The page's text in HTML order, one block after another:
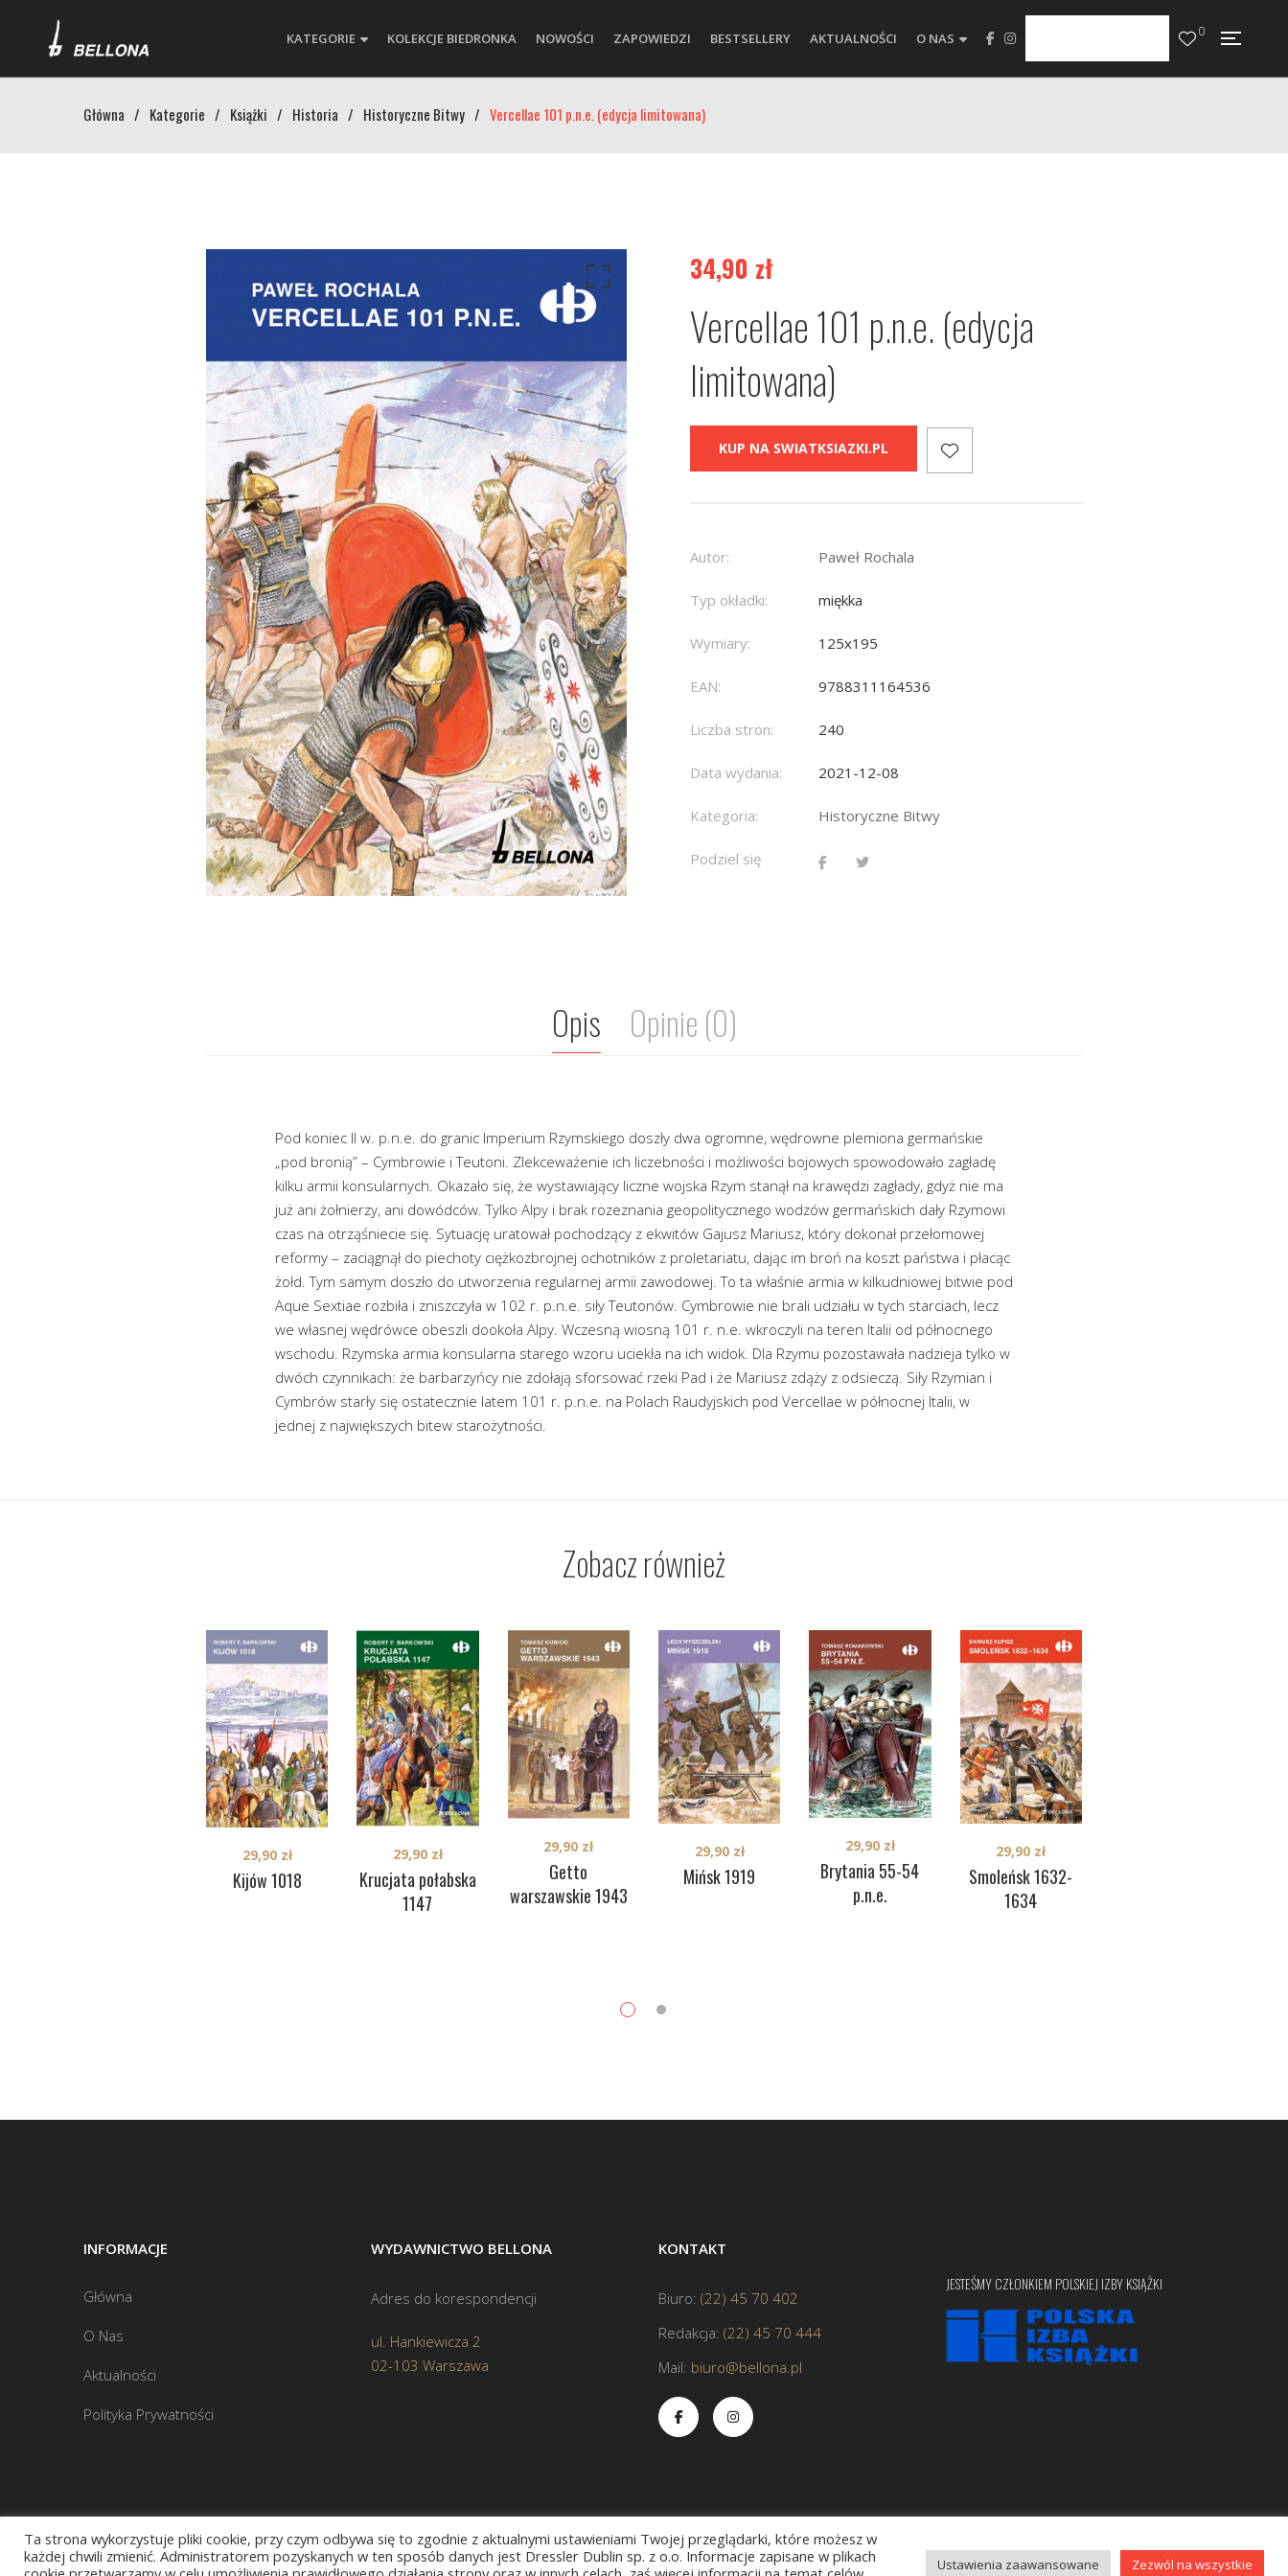
KATEGORIE KOLEKCJE BIEDRONKA NOWOŚCI ZAPOWIEDZI BESTSELLERY AKTUALNOŚCI O NAS 0
Główna / Kategorie / Książki / Historia / Historyczne Bitwy / Vercellae 101 p.n.e. (edycja limitowana)
34,90 zł
Vercellae 101 p.n.e. (edycja
limitowana)
KUP NA SWIATKSIAZKI.PL
Autor: Paweł Rochala
Typ okładki: miękka
Wymiary: 125x195
EAN: 9788311164536
Liczba stron: 240
Data wydania: 2021-12-08
Kategoria: Historyczne Bitwy
Podziel się
Opis Opinie (0)
Pod koniec II w. p.n.e. do granic Imperium Rzymskiego doszły dwa ogromne, wędrowne plemiona germańskie
„pod bronią” – Cymbrowie i Teutoni. Zlekceważenie ich liczebności i możliwości bojowych spowodowało zagładę
kilku armii konsularnych. Okazało się, że wystawiający liczne wojska Rzym stanął na krawędzi zagłady, gdyż nie ma
już ani żołnierzy, ani dowódców. Tylko Alpy i brak rozeznania geopolitycznego wodzów germańskich dały Rzymowi
czas na otrząśniecie się. Sytuację uratował pochodzący z ekwitów Gajusz Mariusz, który dokonał przełomowej
reformy – zaciągnął do piechoty ciężkozbrojnej ochotników z proletariatu, dając im broń na koszt państwa i płacąc
żołd. Tym samym doszło do utworzenia regularnej armii zawodowej. To ta właśnie armia w kilkudniowej bitwie pod
Aque Sextiae rozbiła i zniszczyła w 102 r. p.n.e. siły Teutonów. Cymbrowie nie brali udziału w tych starciach, lecz
we własnej wędrówce obeszli dookoła Alpy. Wczesną wiosną 101 r. n.e. wkroczyli na teren Italii od północnego
wschodu. Rzymska armia konsularna starego wzoru uciekła na ich widok. Dla Rzymu pozostawała nadzieja tylko w
dwóch czynnikach: że barbarzyńcy nie zdołają sforsować rzeki Pad i że Mariusz zdąży z odsieczą. Siły Rzymian i
Cymbrów starły się ostatecznie latem 101 r. p.n.e. na Polach Raudyjskich pod Vercellae w północnej Italii, w
jednej z największych bitew starożytności.
Zobacz również
Kijów 1018
29,90 zł
Krucjata połabska
1147
29,90 zł
Getto
warszawskie 1943
29,90 zł
Mińsk 1919
29,90 zł
Brytania 55-54
p.n.e.
29,90 zł
Smoleńsk 1632-
1634
29,90 zł
INFORMACJE
Główna
O Nas
Aktualności
Polityka Prywatności
WYDAWNICTWO BELLONA
Adres do korespondencji
ul. Hankiewicza 2
02-103 Warszawa
KONTAKT
Biuro: (22) 45 70 402
Redakcja: (22) 45 70 444
Mail: biuro@bellona.pl
JESTEŚMY CZŁONKIEM POLSKIEJ IZBY KSIĄŻKI
Copyright © 2020 bellona.pl
Ta strona wykorzystuje pliki cookie, przy czym odbywa się to zgodnie z aktualnymi ustawieniami Twojej przeglądarki, które możesz w
każdej chwili zmienić. Administratorem pozyskanych w ten sposób danych jest Dressler Dublin sp. z o.o. Informacje zapisane w plikach
Ustawienia zaawansowane Zezwól na wszystkie